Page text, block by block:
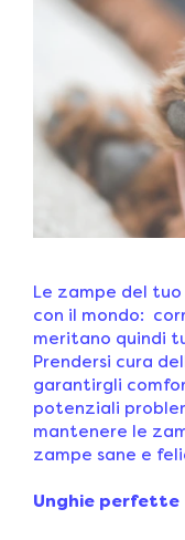
Le zampe del tuo
con il mondo:
meritano quindi
Prendersi cura
garantirgli
potenziali
mantenere le
zampe sane e
Unghie perfette